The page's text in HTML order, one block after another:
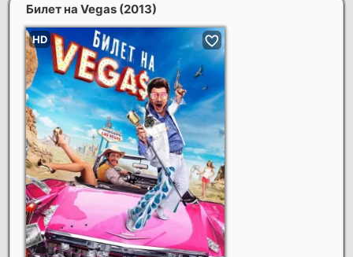
Билет на Vegas (2013)